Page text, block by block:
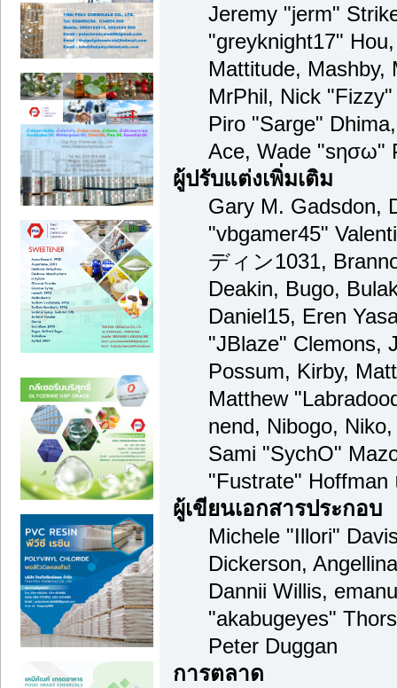
Jeremy "jerm"
"greyknight17"
Mattitude, Mashby,
MrPhil, Nick
Piro "Sarge"
Ace, Wade "sησω"
ผู้ปรับแต่งเพิ่มเติม
Gary M. Gadsdon,
"vbgamer45"
ディン1031,
Deakin, Bugo,
Daniel15, Eren
"JBlaze" Clemons,
Possum, Kirby,
Matthew
nend, Nibogo,
Sami "SychO"
"Fustrate"
ผู้เขียนเอกสารประกอบ
Michele "Illori"
Dickerson,
Dannii Willis,
"akabugeyes"
Peter Duggan
การตลาด